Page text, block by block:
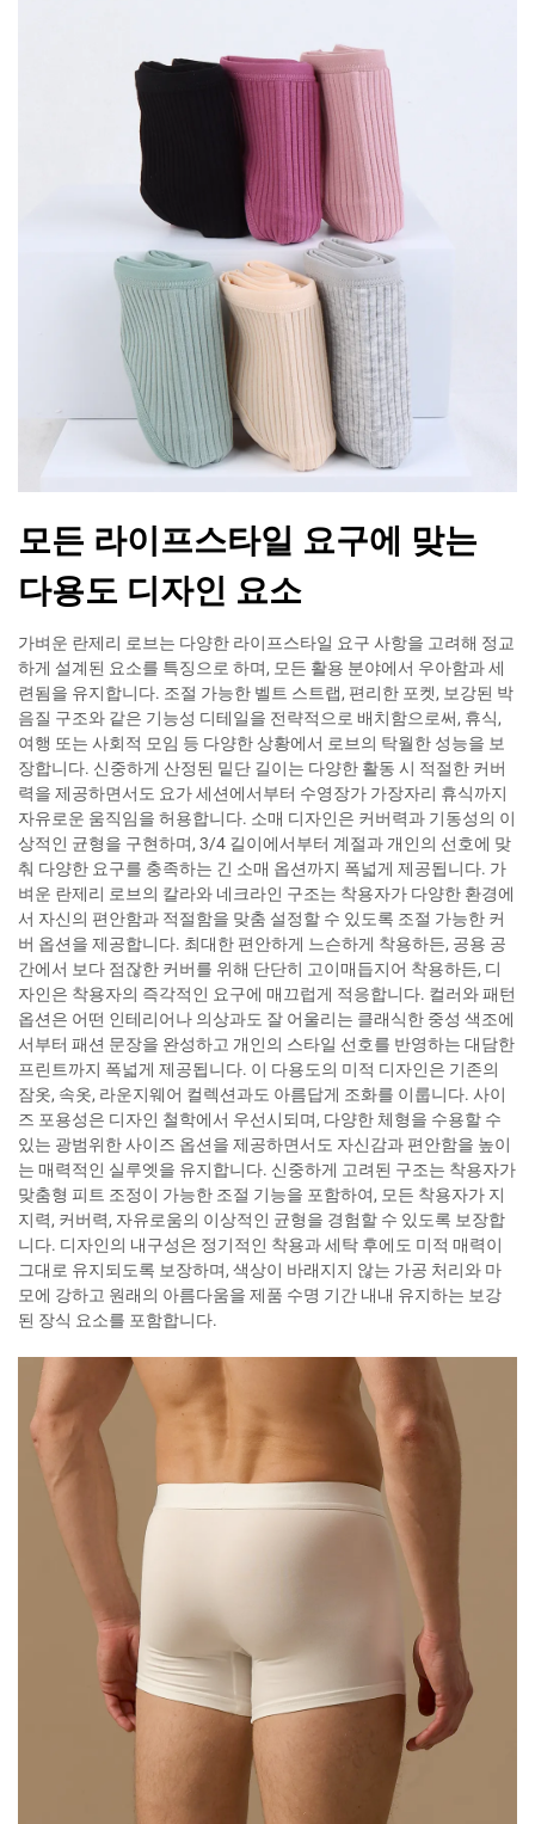
모든 라이프스타일 요구에 맞는
다용도 디자인 요소
가벼운 란제리 로브는 다양한 라이프스타일 요구 사항을 고려해 정교
하게 설계된 요소를 특징으로 하며, 모든 활용 분야에서 우아함과 세
련됨을 유지합니다. 조절 가능한 벨트 스트랩, 편리한 포켓, 보강된 박
음질 구조와 같은 기능성 디테일을 전략적으로 배치함으로써, 휴식,
여행 또는 사회적 모임 등 다양한 상황에서 로브의 탁월한 성능을 보
장합니다. 신중하게 산정된 밑단 길이는 다양한 활동 시 적절한 커버
력을 제공하면서도 요가 세션에서부터 수영장가 가장자리 휴식까지
자유로운 움직임을 허용합니다. 소매 디자인은 커버력과 기동성의 이
상적인 균형을 구현하며, 3/4 길이에서부터 계절과 개인의 선호에 맞
춰 다양한 요구를 충족하는 긴 소매 옵션까지 폭넓게 제공됩니다. 가
벼운 란제리 로브의 칼라와 네크라인 구조는 착용자가 다양한 환경에
서 자신의 편안함과 적절함을 맞춤 설정할 수 있도록 조절 가능한 커
버 옵션을 제공합니다. 최대한 편안하게 느슨하게 착용하든, 공용 공
간에서 보다 점잖한 커버를 위해 단단히 고이매듭지어 착용하든, 디
자인은 착용자의 즉각적인 요구에 매끄럽게 적응합니다. 컬러와 패턴
옵션은 어떤 인테리어나 의상과도 잘 어울리는 클래식한 중성 색조에
서부터 패션 문장을 완성하고 개인의 스타일 선호를 반영하는 대담한
프린트까지 폭넓게 제공됩니다. 이 다용도의 미적 디자인은 기존의
잠옷, 속옷, 라운지웨어 컬렉션과도 아름답게 조화를 이룹니다. 사이
즈 포용성은 디자인 철학에서 우선시되며, 다양한 체형을 수용할 수
있는 광범위한 사이즈 옵션을 제공하면서도 자신감과 편안함을 높이
는 매력적인 실루엣을 유지합니다. 신중하게 고려된 구조는 착용자가
맞춤형 피트 조정이 가능한 조절 기능을 포함하여, 모든 착용자가 지
지력, 커버력, 자유로움의 이상적인 균형을 경험할 수 있도록 보장합
니다. 디자인의 내구성은 정기적인 착용과 세탁 후에도 미적 매력이
그대로 유지되도록 보장하며, 색상이 바래지지 않는 가공 처리와 마
모에 강하고 원래의 아름다움을 제품 수명 기간 내내 유지하는 보강
된 장식 요소를 포함합니다.